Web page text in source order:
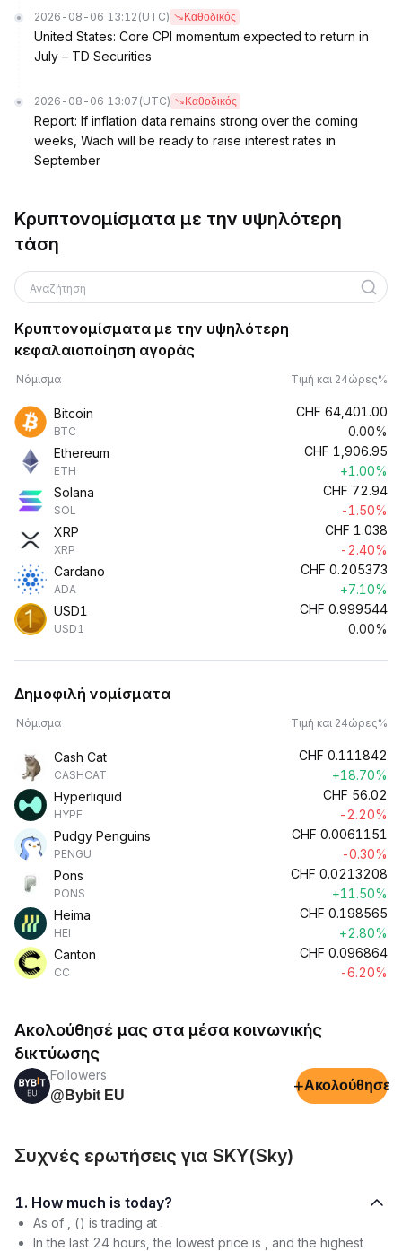
2026-08-06 13:12 (UTC) Καθοδικός
United States: Core CPI momentum expected to return in
July – TD Securities
2026-08-06 13:07 (UTC) Καθοδικός
Report: If inflation data remains strong over the coming
weeks, Wach will be ready to raise interest rates in
September
Κρυπτονομίσματα με την υψηλότερη
τάση
Αναζήτηση
Κρυπτονομίσματα με την υψηλότερη
κεφαλαιοποίηση αγοράς
Νόμισμα Τιμή και 24ώρες%
Bitcoin
BTC
CHF 64,401.00
0.00%
Ethereum
ETH
CHF 1,906.95
+1.00%
Solana
SOL
CHF 72.94
-1.50%
XRP
XRP
CHF 1.038
-2.40%
Cardano
ADA
CHF 0.205373
+7.10%
USD1
USD1
CHF 0.999544
0.00%
Δημοφιλή νομίσματα
Νόμισμα Τιμή και 24ώρες%
Cash Cat
CASHCAT
CHF 0.111842
+18.70%
Hyperliquid
HYPE
CHF 56.02
-2.20%
Pudgy Penguins
PENGU
CHF 0.0061151
-0.30%
Pons
PONS
CHF 0.0213208
+11.50%
Heima
HEI
CHF 0.198565
+2.80%
Canton
CC
CHF 0.096864
-6.20%
Ακολούθησέ μας στα μέσα κοινωνικής
δικτύωσης
Followers
@Bybit EU
+Ακολούθησε
Συχνές ερωτήσεις για SKY(Sky)
1. How much is today?
As of , () is trading at .
In the last 24 hours, the lowest price is , and the highest